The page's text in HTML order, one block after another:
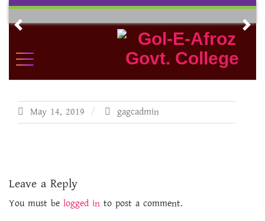
Skip
contentPrevious
May 14, 2019 gagcadmin
Leave a Reply
You must be logged in to post a comment.